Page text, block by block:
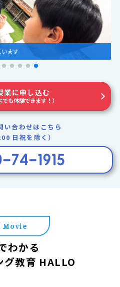
います
業に申し込む
でも体験できます！）
い合わせはこちら
日祝を除く）
Movie
わかる
グ教育 HALLO